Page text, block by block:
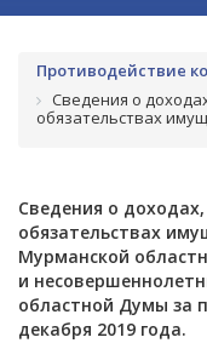
Противодействие
Сведения о
обязательствах
Сведения о
обязательствах
Мурманской
и
областной Думы за
декабря 2019 года.